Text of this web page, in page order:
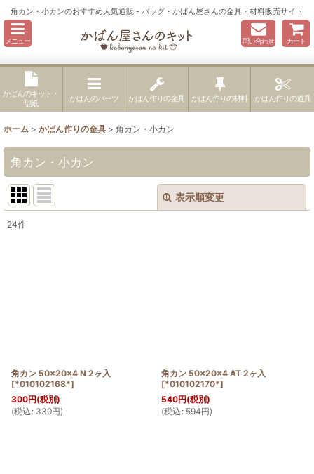
角カン・小カンのおすすめ人気通販 - バッグ・かばん屋さんの金具・材料販売サイト
メニュー 問い合わせ カート
かばんのキット・
型紙
かばんのパーツ かばん作りの金具 かばん作りの材料 かばん作りの道具
ホーム > かばん作りの金具 > 角カン・小カン
角カン・小カン
表示順変更
24件
角カン 50×20×4 N 2ヶ入
[*010102168*]
300円(税別)
(税込 : 330円)
角カン 50×20×4 AT 2ヶ入
[*010102170*]
540円(税別)
(税込 : 594円)